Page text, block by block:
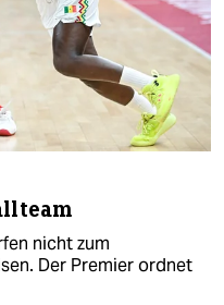
nicht zum
Der Premier ordnet